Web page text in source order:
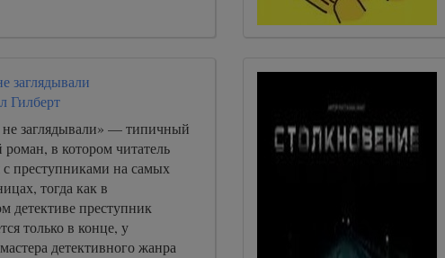
заглядывали
Гилберт
заглядывали» — типичный
в котором читатель
с преступниками на самых
тогда как в
детективе преступник
только в конце, у
детективного жанра